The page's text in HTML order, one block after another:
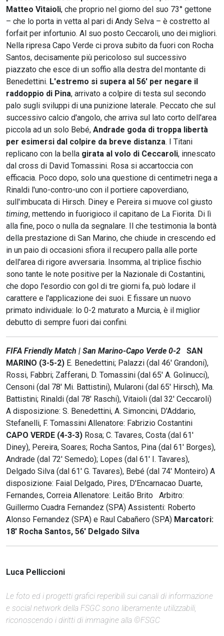
Matteo Vitaioli, che proprio nel giorno del suo 73° gettone
– che lo porta in vetta al pari di Andy Selva – è costretto al
forfait per infortunio. Al suo posto Ceccaroli, uno dei migliori.
Nella ripresa Capo Verde ci prova subito da fuori con Rocha
Santos, decisamente più pericoloso sul successivo
piazzato che esce di un soffio alla destra del montante di
Benedettini. L'estremo si supera al 56' per negare il
raddoppio di Pina, arrivato a colpire di testa sul secondo
palo sugli sviluppi di una punizione laterale. Peccato che sul
successivo calcio d'angolo, che arriva sul lato corto dell'area
piccola ad un solo Bebé, Andrade goda di troppa libertà
per esimersi dal colpire da breve distanza. I Titani
replicano con la bella girata al volo di Ceccaroli, innescato
dal cross di David Tomassini. Rosa si accartoccia con
efficacia. Poco dopo, solo una questione di centimetri nega a
Rinaldi l'uno-contro-uno con il portiere capoverdiano,
sull'imbucata di Hirsch. Diney e Pereira si muove col giusto
timing, mettendo in fuorigioco il capitano de La Fiorita. Di lì
alla fine, poco o nulla da segnalare. Il che testimonia la bontà
della prestazione di San Marino, che chiude in crescendo ed
in un paio di occasioni sfiora il recupero palla alle porte
dell'area di rigore avversaria. Insomma, al triplice fischio
sono tante le note positive per la Nazionale di Costantini,
che dopo l'esordio con gol di tre giorni fa, può lodare il
carattere e l'applicazione dei suoi. E fissare un nuovo
primato individuale: lo 0-2 maturato a Murcia, è il miglior
debutto di sempre fuori dai confini.
FIFA Friendly Match | San Marino-Capo Verde 0-2
SAN
MARINO (3-5-2) E. Benedettini; Palazzi (dal 46' Grandoni),
Rossi, Fabbri; Zafferani, D. Tomassini (dal 65' A. Golinucci),
Censoni (dal 78' Mi. Battistini), Mularoni (dal 65' Hirsch), Ma.
Battistini; Rinaldi (dal 78' Raschi), Vitaioli (dal 32' Ceccaroli)
A disposizione: S. Benedettini, A. Simoncini, D'Addario,
Stefanelli, F. Tomassini Allenatore: Fabrizio Costantini
CAPO VERDE (4-3-3) Rosa; C. Tavares, Costa (dal 61'
Diney), Pereira, Soares; Rocha Santos, Pina (dal 61' Borges),
Andrade (dal 72' Semedo); Lopes (dal 61' I. Tavares),
Delgado Silva (dal 61' G. Tavares), Bebé (dal 74' Monteiro) A
disposizione: Faial Delgado, Pires, D'Encarnacao Duarte,
Fernandes, Correia Allenatore: Leitão Brito Arbitro:
Guillermo Cuadra Fernandez (SPA) Assistenti: Roberto
Alonso Fernandez (SPA) e Raul Cabañero (SPA) Marcatori:
18' Rocha Santos, 56' Delgado Silva
Luca Pelliccioni
Le foto ed i progetti grafici reperibili sui canali di informazione
e social network della FSGC sono liberamente utilizzabili,
riconoscendo i diritti di immagine alla ©FSGC